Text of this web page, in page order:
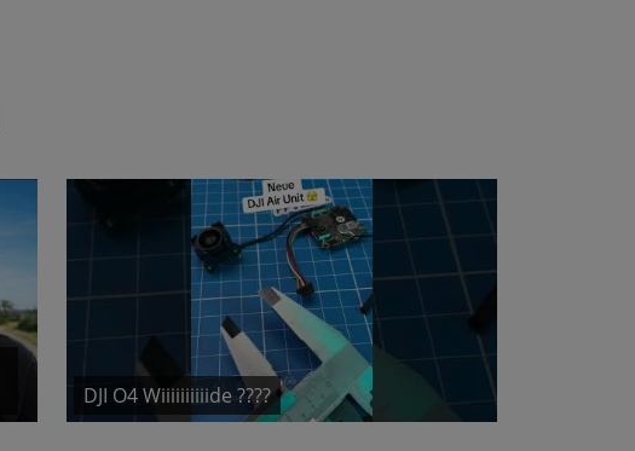
DJI O4 Wiiiiiiiiiide ????